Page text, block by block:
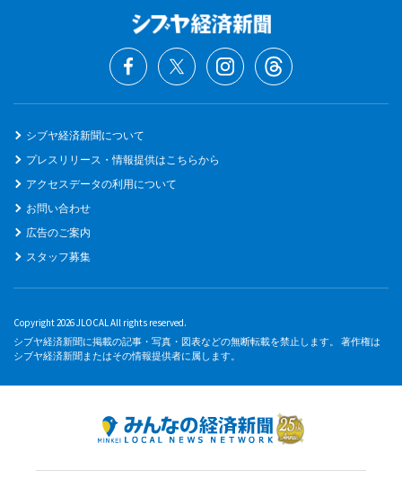
シブヤ経済新聞について
プレスリリース・情報提供はこちらから
アクセスデータの利用について
お問い合わせ
広告のご案内
スタッフ募集
Copyright 2026 JLOCAL All rights reserved.
シブヤ経済新聞に掲載の記事・写真・図表などの無断転載を禁止します。 著作権は
シブヤ経済新聞またはその情報提供者に属します。